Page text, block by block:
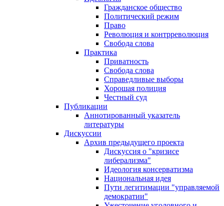
Гражданское общество
Политический режим
Право
Революция и контрреволюция
Свобода слова
Практика
Приватность
Свобода слова
Справедливые выборы
Хорошая полиция
Честный суд
Публикации
Аннотированный указатель
литературы
Дискуссии
Архив предыдущего проекта
Дискуссия о "кризисе
либерализма"
Идеология консерватизма
Национальная идея
Пути легитимации "управляемой
демократии"